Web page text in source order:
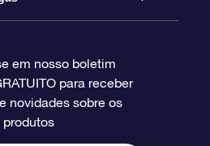
da OSR
em nosso boletim
para receber
novidades sobre os
produtos